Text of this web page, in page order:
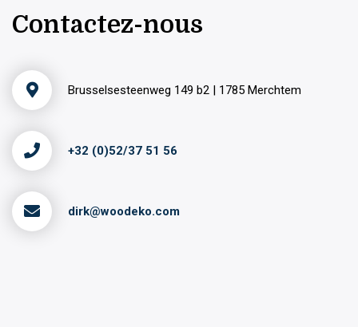
Contactez-nous
Brusselsesteenweg 149 b2 | 1785 Merchtem
+32 (0)52/37 51 56
dirk@woodeko.com